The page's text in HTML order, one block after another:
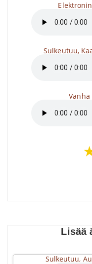
Sulkeutuu,
Lisää
Sulkeutuu,